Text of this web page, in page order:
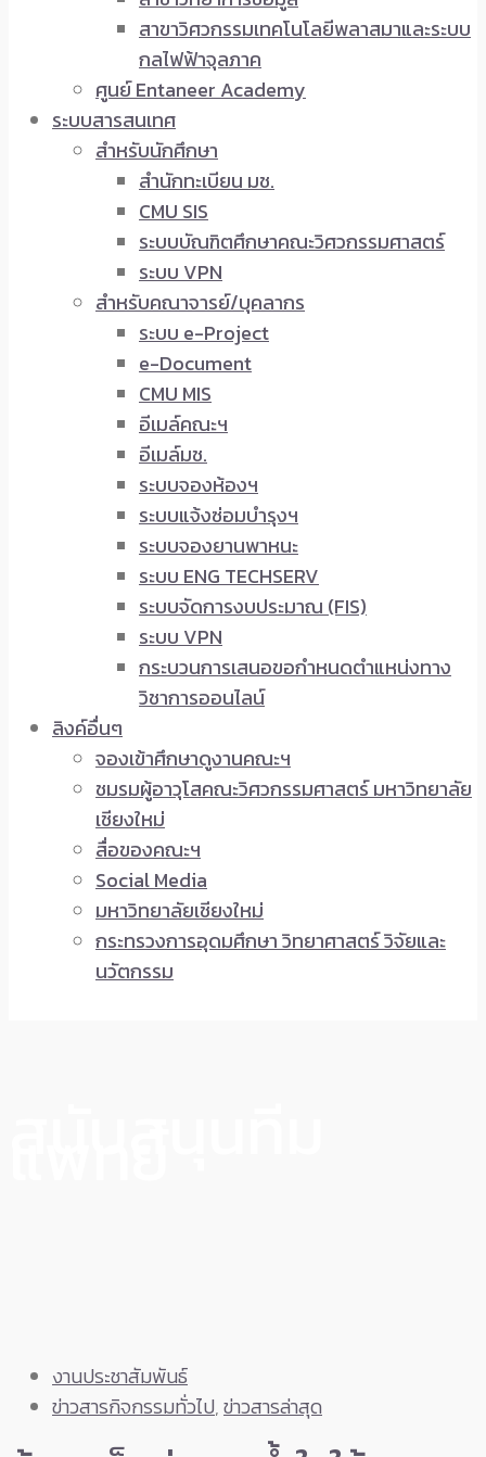
สาขาวิศวกรรมเทคโนโลยีพลาสมาและระบบ
กลไฟฟ้าจุลภาค
ศูนย์ Entaneer Academy
ระบบสารสนเทศ
สำหรับนักศึกษา
สำนักทะเบียน มช.
CMU SIS
ระบบบัณฑิตศึกษาคณะวิศวกรรมศาสตร์
ระบบ VPN
สำหรับคณาจารย์/บุคลากร
ระบบ e-Project
e-Document
CMU MIS
อีเมล์คณะฯ
อีเมล์มช.
ระบบจองห้องฯ
ระบบแจ้งซ่อมบำรุงฯ
ระบบจองยานพาหนะ
ระบบ ENG TECHSERV
ระบบจัดการงบประมาณ (FIS)
ระบบ VPN
กระบวนการเสนอขอกำหนดตำแหน่งทาง
วิชาการออนไลน์
ลิงค์อื่นๆ
จองเข้าศึกษาดูงานคณะฯ
ชมรมผู้อาวุโสคณะวิศวกรรมศาสตร์ มหาวิทยาลัย
เชียงใหม่
สื่อของคณะฯ
Social Media
มหาวิทยาลัยเชียงใหม่
กระทรวงการอุดมศึกษา วิทยาศาสตร์ วิจัยและ
นวัตกรรม
งานประชาสัมพันธ์
ข่าวสารกิจกรรมทั่วไป,ข่าวสารล่าสุด